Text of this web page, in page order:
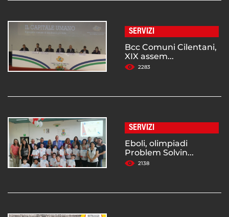
SERVIZI
Bcc Comuni Cilentani,
XIX assem...
2283
SERVIZI
Eboli, olimpiadi
Problem Solvin...
2138